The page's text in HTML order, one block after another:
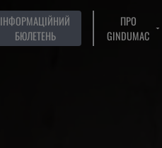
ІНФОРМАЦІЙНИЙ
БЮЛЕТЕНЬ
ПРО
GINDUMAC